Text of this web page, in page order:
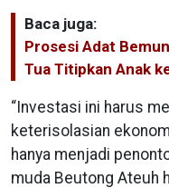
Baca juga:
Prosesi Adat
Tua Titipkan Anak
“Investasi ini harus
keterisolasian
hanya menjadi
muda Beutong Ateuh